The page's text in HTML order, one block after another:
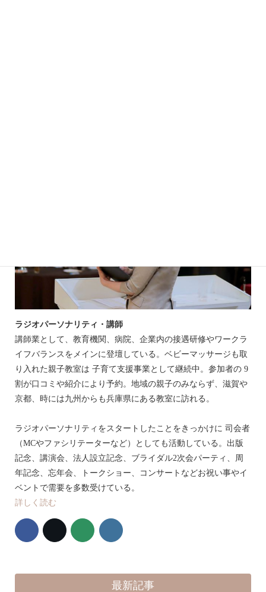
ラジオパーソナリティ・講師
講師業として、教育機関、病院、企業内の接遇研修やワークラ
イフバランスをメインに登壇している。ベビーマッサージも取
り入れた親子教室は 子育て支援事業として継続中。参加者の 9
割が口コミや紹介により予約。地域の親子のみならず、滋賀や
京都、時には九州からも兵庫県にある教室に訪れる。
ラジオパーソナリティをスタートしたことをきっかけに 司会者
（MCやファシリテーターなど）としても活動している。出版
記念、講演会、法人設立記念、ブライダル2次会パーティ、周
年記念、忘年会、トークショー、コンサートなどお祝い事やイ
ベントで需要を多数受けている。
詳しく読む
最新記事